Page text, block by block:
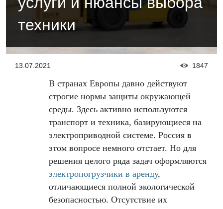
техники
13.07.2021 1847
В странах Европы давно действуют
строгие нормы защиты окружающей
среды. Здесь активно используются
транспорт и техника, базирующиеся на
электроприводной системе. Россия в
этом вопросе немного отстает. Но для
решения целого ряда задач оформляются
электропогрузчики в аренду,
отличающиеся полной экологической
безопасностью. Отсутствие их